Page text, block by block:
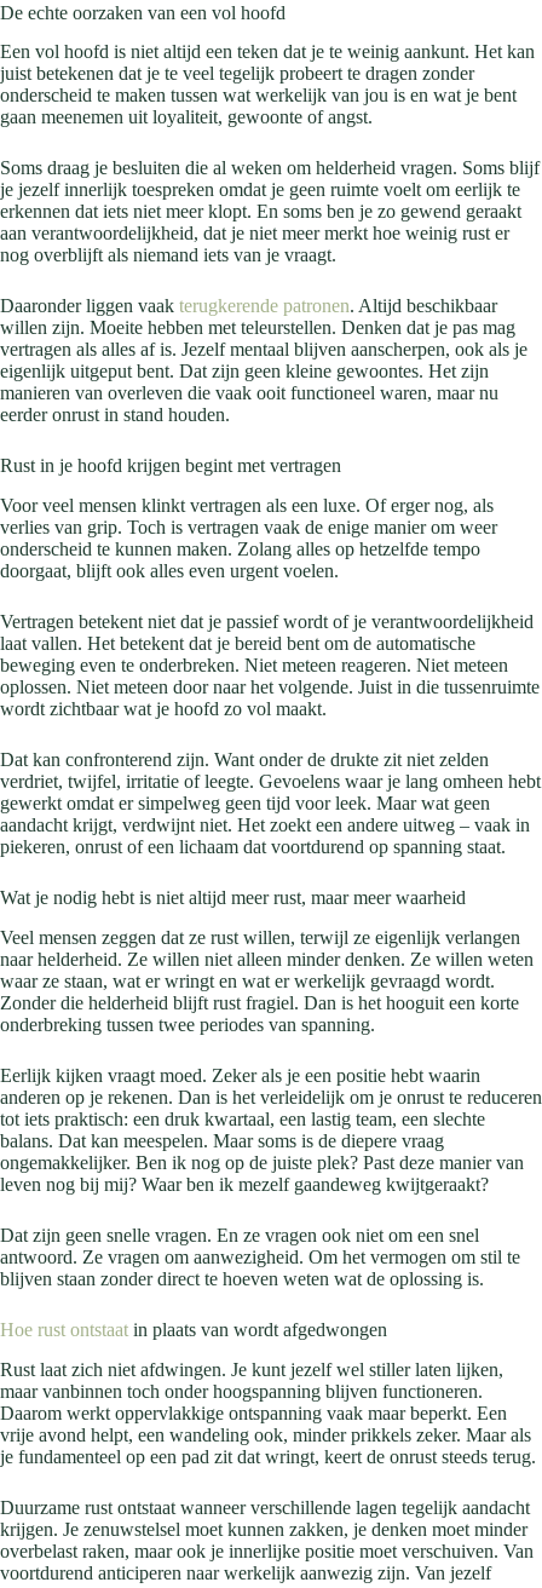
De echte oorzaken van een vol hoofd
Een vol hoofd is niet altijd een teken dat je te weinig aankunt. Het kan
juist betekenen dat je te veel tegelijk probeert te dragen zonder
onderscheid te maken tussen wat werkelijk van jou is en wat je bent
gaan meenemen uit loyaliteit, gewoonte of angst.
Soms draag je besluiten die al weken om helderheid vragen. Soms blijf
je jezelf innerlijk toespreken omdat je geen ruimte voelt om eerlijk te
erkennen dat iets niet meer klopt. En soms ben je zo gewend geraakt
aan verantwoordelijkheid, dat je niet meer merkt hoe weinig rust er
nog overblijft als niemand iets van je vraagt.
Daaronder liggen vaak terugkerende patronen. Altijd beschikbaar
willen zijn. Moeite hebben met teleurstellen. Denken dat je pas mag
vertragen als alles af is. Jezelf mentaal blijven aanscherpen, ook als je
eigenlijk uitgeput bent. Dat zijn geen kleine gewoontes. Het zijn
manieren van overleven die vaak ooit functioneel waren, maar nu
eerder onrust in stand houden.
Rust in je hoofd krijgen begint met vertragen
Voor veel mensen klinkt vertragen als een luxe. Of erger nog, als
verlies van grip. Toch is vertragen vaak de enige manier om weer
onderscheid te kunnen maken. Zolang alles op hetzelfde tempo
doorgaat, blijft ook alles even urgent voelen.
Vertragen betekent niet dat je passief wordt of je verantwoordelijkheid
laat vallen. Het betekent dat je bereid bent om de automatische
beweging even te onderbreken. Niet meteen reageren. Niet meteen
oplossen. Niet meteen door naar het volgende. Juist in die tussenruimte
wordt zichtbaar wat je hoofd zo vol maakt.
Dat kan confronterend zijn. Want onder de drukte zit niet zelden
verdriet, twijfel, irritatie of leegte. Gevoelens waar je lang omheen hebt
gewerkt omdat er simpelweg geen tijd voor leek. Maar wat geen
aandacht krijgt, verdwijnt niet. Het zoekt een andere uitweg – vaak in
piekeren, onrust of een lichaam dat voortdurend op spanning staat.
Wat je nodig hebt is niet altijd meer rust, maar meer waarheid
Veel mensen zeggen dat ze rust willen, terwijl ze eigenlijk verlangen
naar helderheid. Ze willen niet alleen minder denken. Ze willen weten
waar ze staan, wat er wringt en wat er werkelijk gevraagd wordt.
Zonder die helderheid blijft rust fragiel. Dan is het hooguit een korte
onderbreking tussen twee periodes van spanning.
Eerlijk kijken vraagt moed. Zeker als je een positie hebt waarin
anderen op je rekenen. Dan is het verleidelijk om je onrust te reduceren
tot iets praktisch: een druk kwartaal, een lastig team, een slechte
balans. Dat kan meespelen. Maar soms is de diepere vraag
ongemakkelijker. Ben ik nog op de juiste plek? Past deze manier van
leven nog bij mij? Waar ben ik mezelf gaandeweg kwijtgeraakt?
Dat zijn geen snelle vragen. En ze vragen ook niet om een snel
antwoord. Ze vragen om aanwezigheid. Om het vermogen om stil te
blijven staan zonder direct te hoeven weten wat de oplossing is.
Hoe rust ontstaat in plaats van wordt afgedwongen
Rust laat zich niet afdwingen. Je kunt jezelf wel stiller laten lijken,
maar vanbinnen toch onder hoogspanning blijven functioneren.
Daarom werkt oppervlakkige ontspanning vaak maar beperkt. Een
vrije avond helpt, een wandeling ook, minder prikkels zeker. Maar als
je fundamenteel op een pad zit dat wringt, keert de onrust steeds terug.
Duurzame rust ontstaat wanneer verschillende lagen tegelijk aandacht
krijgen. Je zenuwstelsel moet kunnen zakken, je denken moet minder
overbelast raken, maar ook je innerlijke positie moet verschuiven. Van
voortdurend anticiperen naar werkelijk aanwezig zijn. Van jezelf